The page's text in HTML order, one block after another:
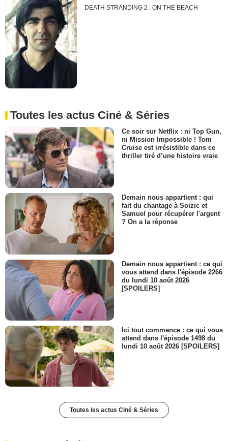
DEATH STRANDING 2 : ON THE BEACH
Toutes les actus Ciné & Séries
Ce soir sur Netflix : ni Top Gun,
ni Mission Impossible ! Tom
Cruise est irrésistible dans ce
thriller tiré d’une histoire vraie
Demain nous appartient : qui
fait du chantage à Soizic et
Samuel pour récupérer l'argent
? On a la réponse
Demain nous appartient : ce qui
vous attend dans l'épisode 2266
du lundi 10 août 2026
[SPOILERS]
Ici tout commence : ce qui vous
attend dans l'épisode 1498 du
lundi 10 août 2026 [SPOILERS]
Toutes les actus Ciné & Séries